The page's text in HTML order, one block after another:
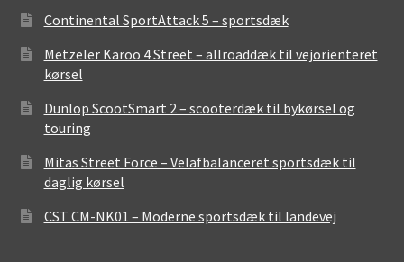
Continental SportAttack 5 – sportsdæk
Metzeler Karoo 4 Street – allroaddæk til vejorienteret
kørsel
Dunlop ScootSmart 2 – scooterdæk til bykørsel og
touring
Mitas Street Force – Velafbalanceret sportsdæk til
daglig kørsel
CST CM-NK01 – Moderne sportsdæk til landevej